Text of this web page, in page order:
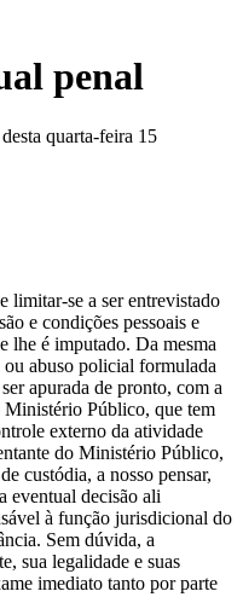
penal
quarta-feira 15
limitar-se a ser entrevistado
e condições pessoais e
lhe é imputado. Da mesma
abuso policial formulada
apurada de pronto, com a
Ministério Público, que tem
externo da atividade
do Ministério Público,
custódia, a nosso pensar,
eventual decisão ali
à função jurisdicional do
Sem dúvida, a
sua legalidade e suas
imediato tanto por parte